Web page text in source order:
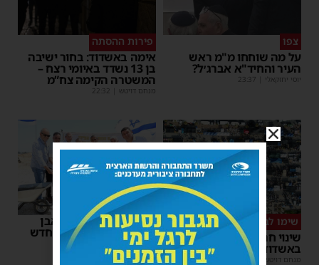
צפו
על מה שוחחו מ"מ ראש
העיר והחיד"א אברג׳ל?
יוסי יחזקאלי 23:37
פירות ההסתה
אימה באשדוד: בחור ישיבה
בן 13 נשדד באיומי רצח –
המשטרה הקימה צח”מ
מנחם דויטש 22:32
שימו לב
שינוי חריג במועד השוק
באשדוד – זה התאריך החדש
מנחם דויטש 16:07
רשות המסים הניחה אבן
פינה למתקן הבידוק החדש
בבית המכס אשדוד
משה קאהן |
15:37